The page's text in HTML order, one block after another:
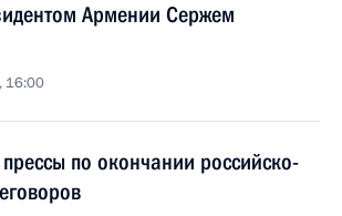
Армении Сержем
16:00
по окончании российско-